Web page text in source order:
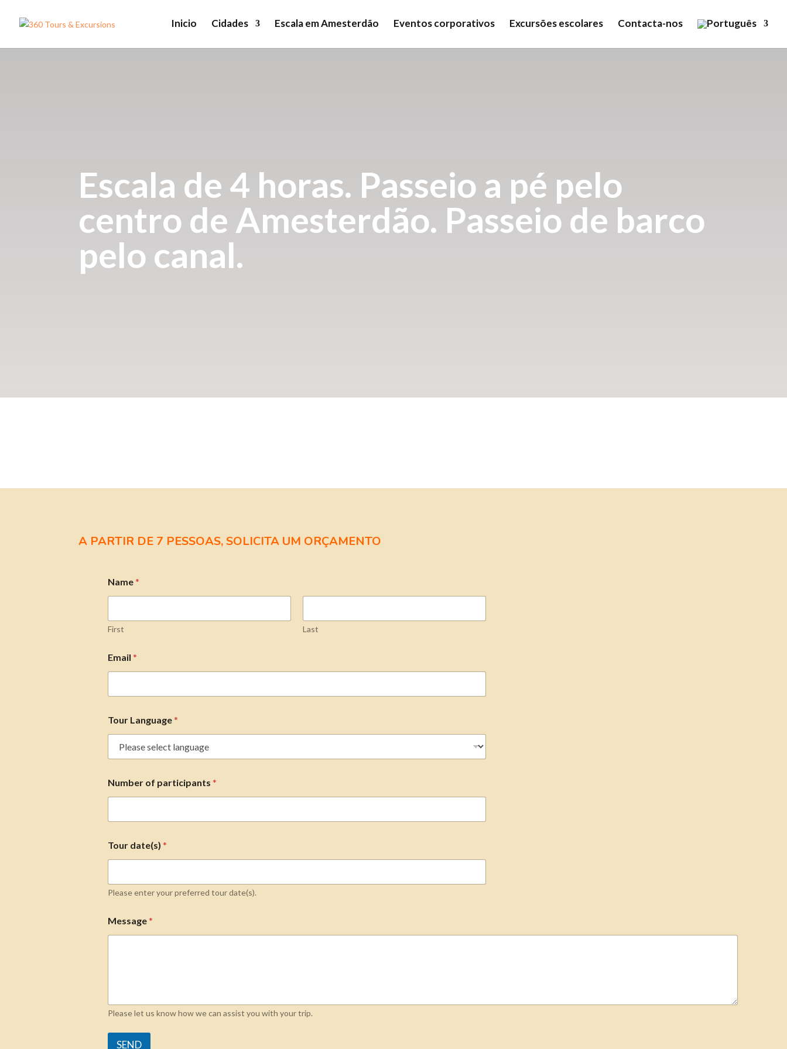
Inicio Cidades Escala em Amesterdão Eventos corporativos Excursões escolares Contacta-nos
Escala de 4 horas. Passeio a pé pelo
centro de Amesterdão. Passeio de barco
pelo canal.
A PARTIR DE 7 PESSOAS, SOLICITA UM ORÇAMENTO
Name*
First Last
Email*
Tour Language*
Number of participants*
Tour date(s)*
Please enter your preferred tour date(s).
Message*
Please let us know how we can assist you with your trip.
SEND